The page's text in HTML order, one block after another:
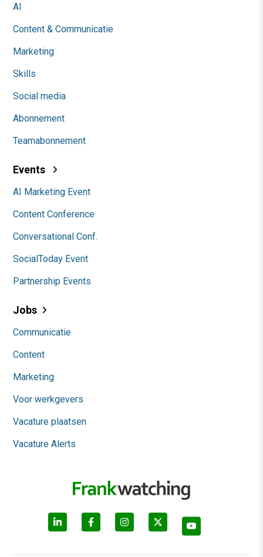
AI
Content & Communicatie
Marketing
Skills
Social media
Abonnement
Teamabonnement
Events
AI Marketing Event
Content Conference
Conversational Conf.
SocialToday Event
Partnership Events
Jobs
Communicatie
Content
Marketing
Voor werkgevers
Vacature plaatsen
Vacature Alerts